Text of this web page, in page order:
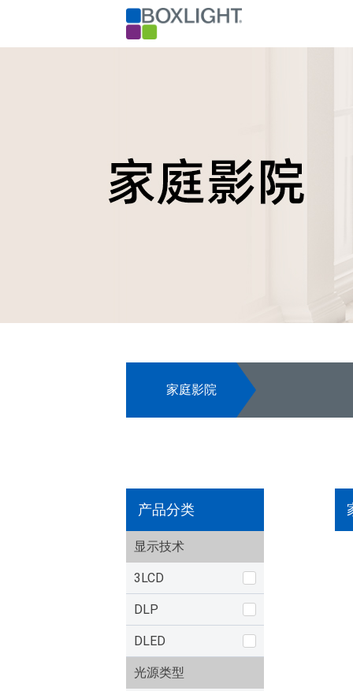
家庭影院
产品分类
显示技术
3LCD
DLP
DLED
光源类型